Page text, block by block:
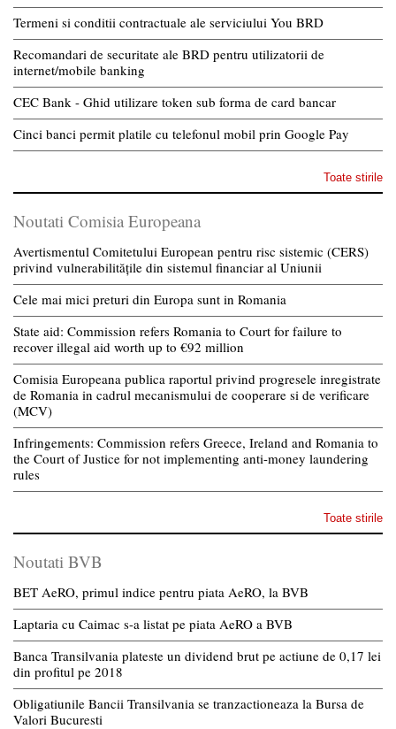
Termeni si conditii contractuale ale serviciului You BRD
Recomandari de securitate ale BRD pentru utilizatorii de
internet/mobile banking
CEC Bank - Ghid utilizare token sub forma de card bancar
Cinci banci permit platile cu telefonul mobil prin Google Pay
Toate stirile
Noutati Comisia Europeana
Avertismentul Comitetului European pentru risc sistemic (CERS)
privind vulnerabilitățile din sistemul financiar al Uniunii
Cele mai mici preturi din Europa sunt in Romania
State aid: Commission refers Romania to Court for failure to
recover illegal aid worth up to €92 million
Comisia Europeana publica raportul privind progresele inregistrate
de Romania in cadrul mecanismului de cooperare si de verificare
(MCV)
Infringements: Commission refers Greece, Ireland and Romania to
the Court of Justice for not implementing anti-money laundering
rules
Toate stirile
Noutati BVB
BET AeRO, primul indice pentru piata AeRO, la BVB
Laptaria cu Caimac s-a listat pe piata AeRO a BVB
Banca Transilvania plateste un dividend brut pe actiune de 0,17 lei
din profitul pe 2018
Obligatiunile Bancii Transilvania se tranzactioneaza la Bursa de
Valori Bucuresti